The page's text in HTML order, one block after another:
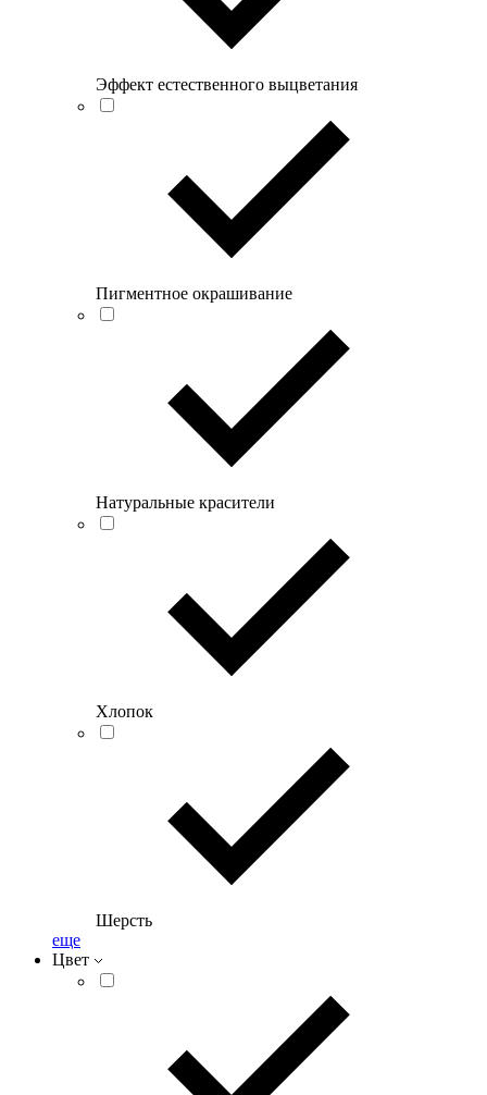
Эффект естественного выцветания
Пигментное окрашивание
Натуральные красители
Хлопок
Шерсть
еще
Цвет